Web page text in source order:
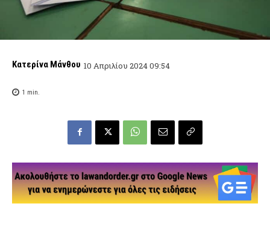
Κατερίνα Μάνθου 10 Απριλίου 2024 09:54
1 min.